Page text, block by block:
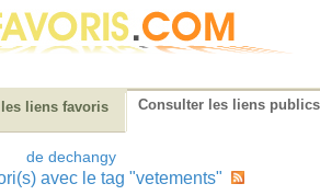
liens favoris Consulter les liens publics
de dechangy
avec le tag "vetements"